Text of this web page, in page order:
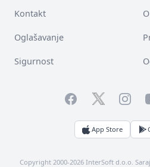
Kontakt
Oglašavanje
Sigurnost
FacebookTwitter
App Store
Copyright 2000-2026 InterSoft d.o.o.